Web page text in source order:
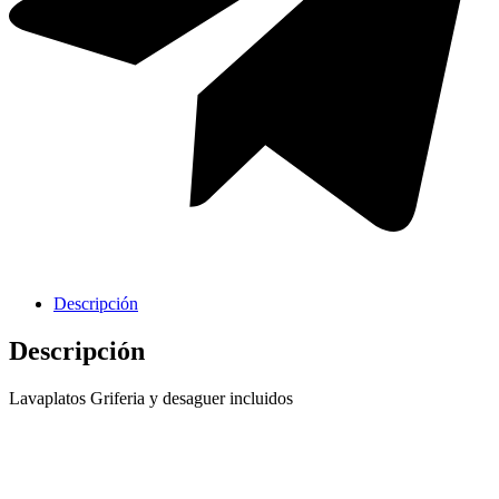
Griferia Acero Inoxidable
Descripción
Descripción
Lavaplatos Griferia y desaguer incluidos